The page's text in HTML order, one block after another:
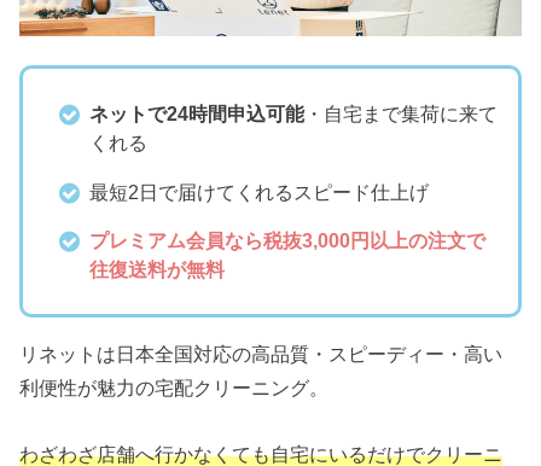
ネットで24時間申込可能・自宅まで集荷に来て
くれる
最短2日で届けてくれるスピード仕上げ
プレミアム会員なら税抜3,000円以上の注文で
往復送料が無料
リネットは日本全国対応の高品質・スピーディー・高い
利便性が魅力の宅配クリーニング。
わざわざ店舗へ行かなくても自宅にいるだけでクリーニ